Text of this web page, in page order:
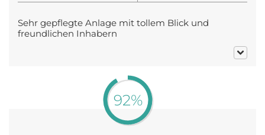
Sehr gepflegte Anlage mit tollem Blick und
freundlichen Inhabern
92%